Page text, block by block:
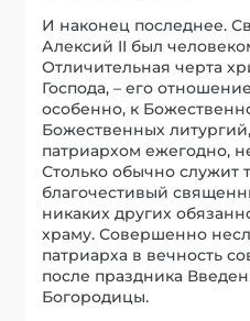
И наконец последнее.
Алексий II был
Отличительная черта
Господа, – его
особенно, к
Божественных
патриархом ежегодно,
Столько обычно служит
благочестивый
никаких других
храму. Совершенно
патриарха в вечность
после праздника
Богородицы.